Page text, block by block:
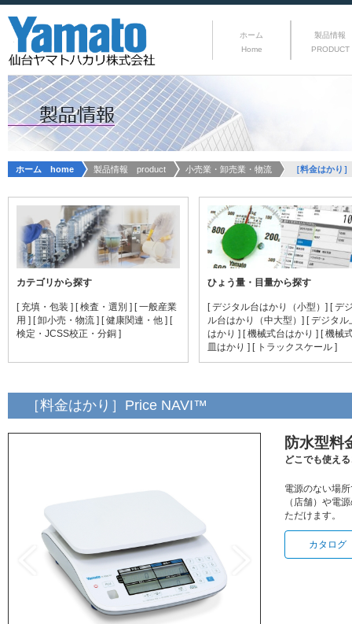
ホーム
Home
製品情報
PRODUCT
ホーム home 製品情報 product 小売業・卸売業・物流 ［料金はかり
カテゴリから探す
[ 充填・包装 ] [ 検査・選別 ] [ 一般産業
用 ] [ 卸小売・物流 ] [ 健康関連・他 ] [
検定・JCSS校正・分銅 ]
ひょう量・目量から探す
[ デジタル台はかり（小型）][ デ
ル台はかり（中大型）][ デジタル
はかり ][ 機械式台はかり ][ 機械
皿はかり ][ トラックスケール ]
［料金はかり］Price NAVI™
防水型
どこでも使え
電源のない場
（店舗）や電
ただけます。
カタロ